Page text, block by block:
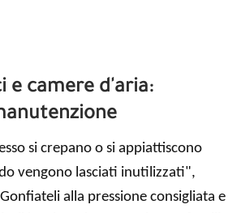
e camere d'aria:
si crepano o si appiattiscono
vengono lasciati inutilizzati",
alla pressione consigliata e